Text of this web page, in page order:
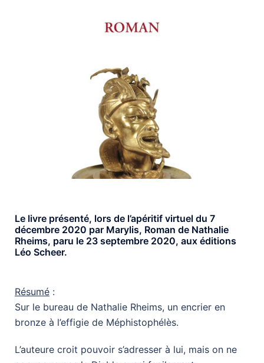
Le livre présenté, lors de l’apéritif virtuel du 7
décembre 2020 par Marylis, Roman de Nathalie
Rheims, paru le 23 septembre 2020, aux éditions
Léo Scheer.
Résumé :
Sur le bureau de Nathalie Rheims, un encrier en
bronze à l’effigie de Méphistophélès.
L’auteure croit pouvoir s’adresser à lui, mais on ne